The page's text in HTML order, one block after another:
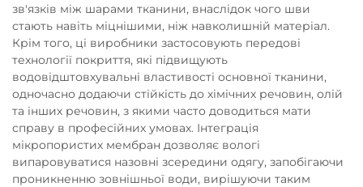
зв'язків між шарами тканини, внаслідок чого шви
стають навіть міцнішими, ніж навколишній матеріал.
Крім того, ці виробники застосовують передові
технології покриття, які підвищують
водовідштовхувальні властивості основної тканини,
одночасно додаючи стійкість до хімічних речовин, олій
та інших речовин, з якими часто доводиться мати
справу в професійних умовах. Інтеграція
мікропористих мембран дозволяє вологі
випаровуватися назовні зсередини одягу, запобігаючи
проникненню зовнішньої води, вирішуючи таким